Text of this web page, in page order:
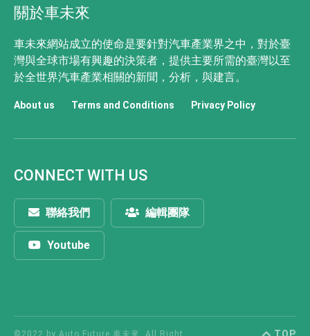
關於車未來
車未來網站成立的使命是要針對汽車產業界之中，對於臺
灣與全球市場有興趣的決策者，提供主要所需的臺灣以至
於全世界汽車產業相關的新聞，分析，與建言。
About us Terms and Conditions Privacy Policy
CONNECT WITH US
聯絡我們 編輯團隊
Youtube
©2022 by Auto Future 車未來. All Right TOP